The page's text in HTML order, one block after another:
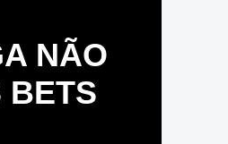
NÃO
BETS